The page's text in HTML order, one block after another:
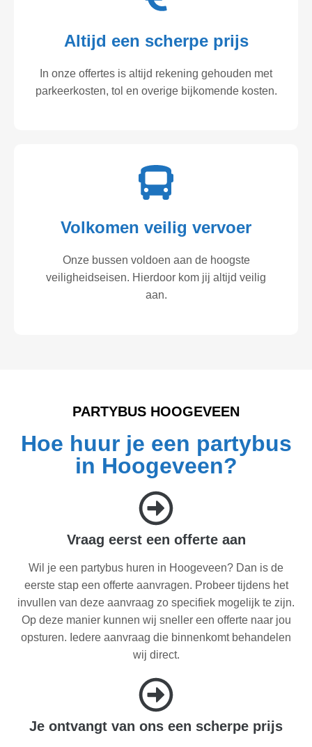
Altijd een scherpe prijs
In onze offertes is altijd rekening gehouden met
parkeerkosten, tol en overige bijkomende kosten.
Volkomen veilig vervoer
Onze bussen voldoen aan de hoogste
veiligheidseisen. Hierdoor kom jij altijd veilig
aan.
PARTYBUS HOOGEVEEN
Hoe huur je een partybus
in Hoogeveen?
Vraag eerst een offerte aan
Wil je een partybus huren in Hoogeveen? Dan is de
eerste stap een offerte aanvragen. Probeer tijdens het
invullen van deze aanvraag zo specifiek mogelijk te zijn.
Op deze manier kunnen wij sneller een offerte naar jou
opsturen. Iedere aanvraag die binnenkomt behandelen
wij direct.
Je ontvangt van ons een scherpe prijs